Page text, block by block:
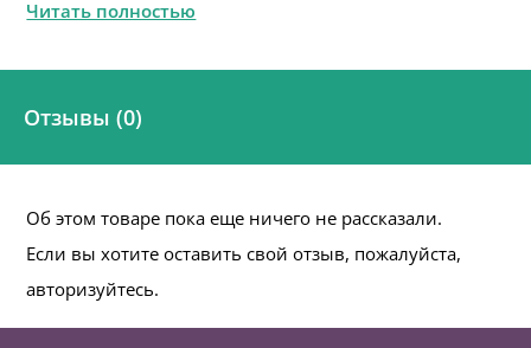
Читать полностью
Отзывы (0)
Об этом товаре пока еще ничего не рассказали.
Если вы хотите оставить свой отзыв, пожалуйста,
авторизуйтесь.